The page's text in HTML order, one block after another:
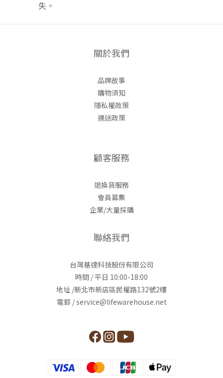
失。
關於我們
品牌故事
購物須知
隱私權政策
運送政策
顧客服務
退換貨服務
會員募集
企業/大量採購
聯絡我們
台灣基達科技股份有限公司
時間 / 平日 10:00-18:00
地址 /新北市新店區民權路132號2樓
電郵 / service@lifewarehouse.net